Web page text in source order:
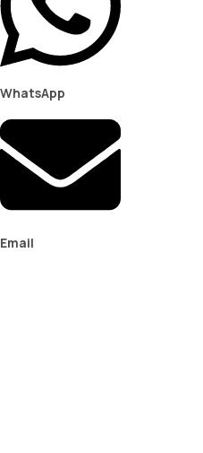
WhatsApp
Email